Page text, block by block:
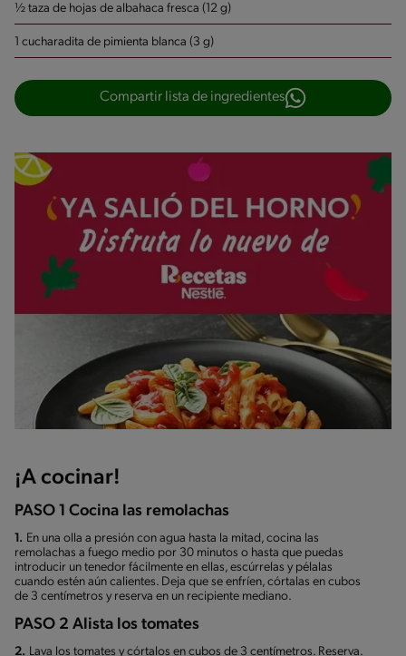
½ taza de hojas de albahaca fresca (12 g)
1 cucharadita de pimienta blanca (3 g)
Compartir lista de ingredientes
¡A cocinar!
PASO 1 Cocina las remolachas
1. En una olla a presión con agua hasta la mitad, cocina las
remolachas a fuego medio por 30 minutos o hasta que puedas
introducir un tenedor fácilmente en ellas, escúrrelas y pélalas
cuando estén aún calientes. Deja que se enfríen, córtalas en cubos
de 3 centímetros y reserva en un recipiente mediano.
PASO 2 Alista los tomates
2. Lava los tomates y córtalos en cubos de 3 centímetros. Reserva.